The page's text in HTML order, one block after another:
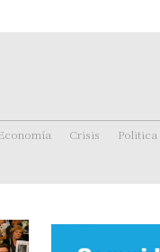
Crisis Politica